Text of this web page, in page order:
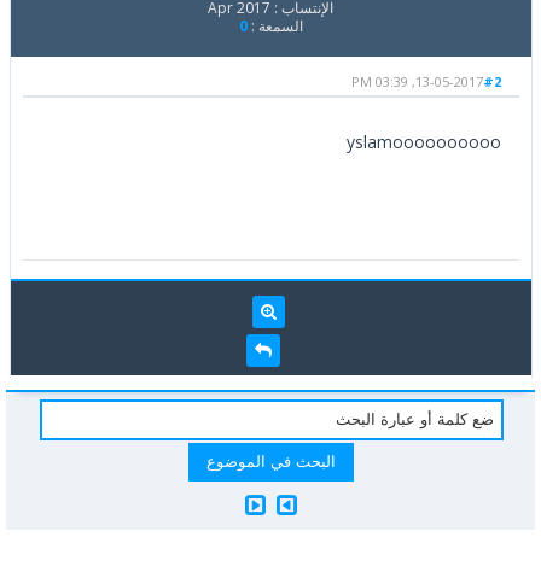
الإنتساب : Apr 2017
السمعة :0
#2
13-05-2017, 03:39 PM
yslamoooooooooo